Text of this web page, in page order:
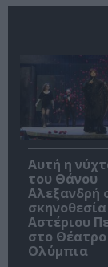
Αυτή η
του Θάνου
Αλεξανδρή
σκηνοθεσία
Αστέριου
στο Θέατρο
Ολύμπια